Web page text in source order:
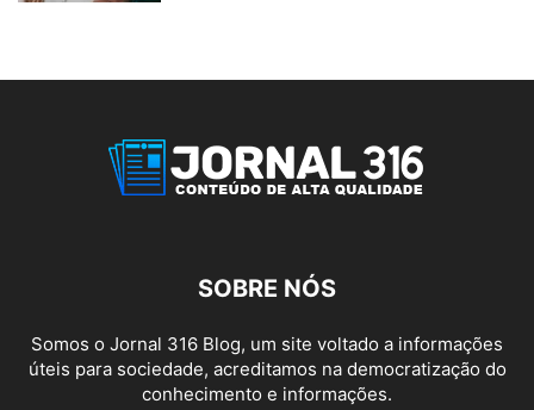
SOBRE NÓS
Somos o Jornal 316 Blog, um site voltado a informações
úteis para sociedade, acreditamos na democratização do
conhecimento e informações.